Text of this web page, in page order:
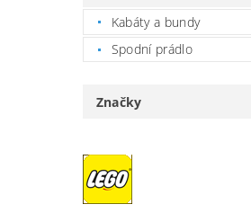
Kabáty a bundy
Spodní prádlo
Značky